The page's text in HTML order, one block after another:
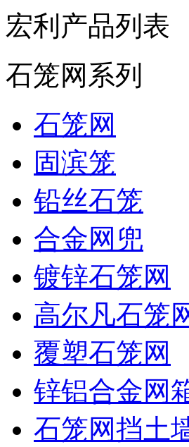
宏利产品列表
石笼网系列
石笼网
固滨笼
铅丝石笼
合金网兜
镀锌石笼网
高尔凡石笼
覆塑石笼网
锌铝合金网
石笼网挡土